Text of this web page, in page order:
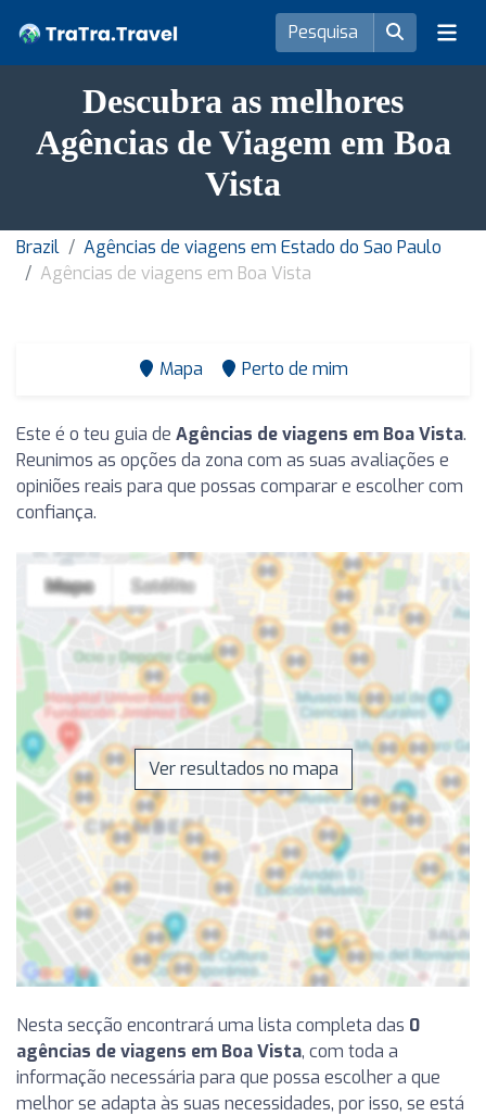
Descubra as melhores
Agências de Viagem em Boa
Vista
Brazil
Agências de viagens em Estado do Sao Paulo
Agências de viagens em Boa Vista
Mapa Perto de mim
Este é o teu guia de Agências de viagens em Boa Vista.
Reunimos as opções da zona com as suas avaliações e
opiniões reais para que possas comparar e escolher com
confiança.
Ver resultados no mapa
Nesta secção encontrará uma lista completa das 0
agências de viagens em Boa Vista, com toda a
informação necessária para que possa escolher a que
melhor se adapta às suas necessidades, por isso, se está